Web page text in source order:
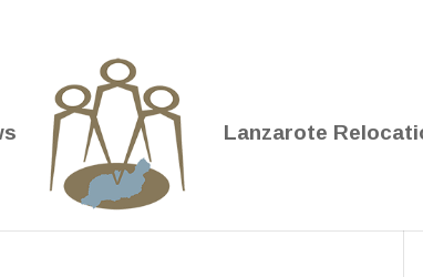
Lanzarote